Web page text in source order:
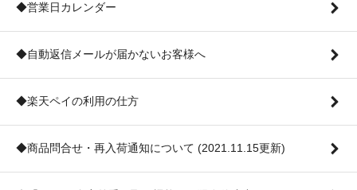
◆営業日カレンダー
◆自動返信メールが届かないお客様へ
◆楽天ペイの利用の仕方
◆商品問合せ・再入荷通知について (2021.11.15更新)